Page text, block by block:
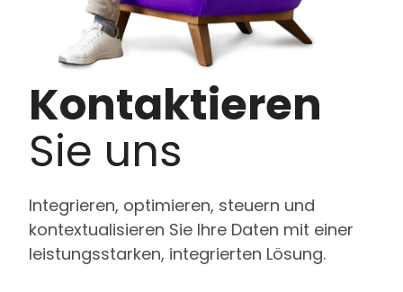
Kontaktieren
Sie uns
Integrieren, optimieren, steuern und
kontextualisieren Sie Ihre Daten mit einer
leistungsstarken, integrierten Lösung.